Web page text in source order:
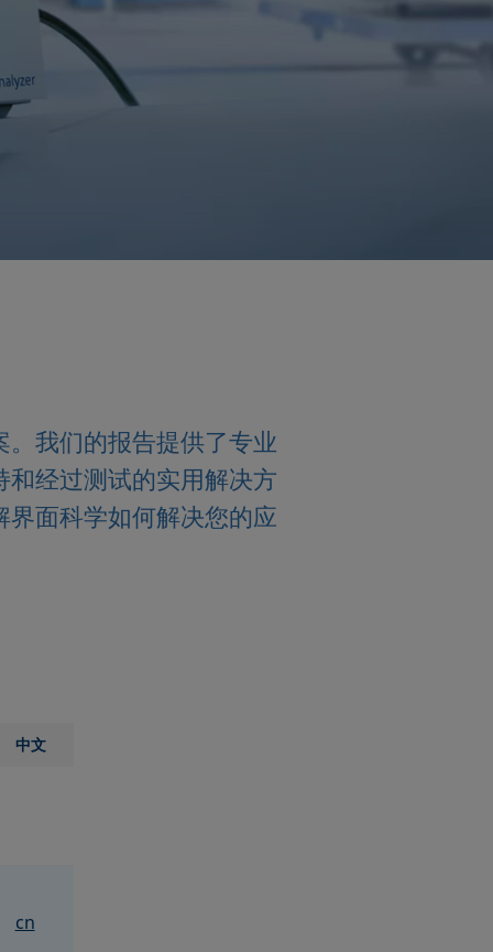
我们的报告提供了专业
经过测试的实用解决方
面科学如何解决您的应
中文
cn